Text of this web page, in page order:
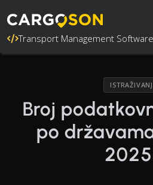
Transport Management Software
Broj
po